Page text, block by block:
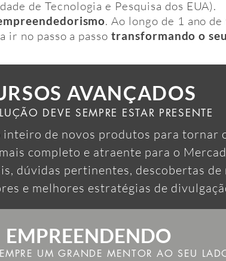
de Tecnologia e Pesquisa dos EUA).
. Ao longo de 1 ano
ir no passo a passotransformando o
AVANÇADOS
DEVE SEMPRE ESTAR PRESENTE
inteiro de novos produtos para tornar
completo e atraente para o
dúvidas pertinentes, descobertas de
e melhores estratégias de
EMPREENDENDO
UM GRANDE MENTOR AO SEU